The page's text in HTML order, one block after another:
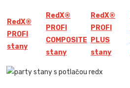
RedX®
PROFI
stany
RedX®
PROFI
COMPOSITE
stany
RedX®
PROFI
PLUS
stany